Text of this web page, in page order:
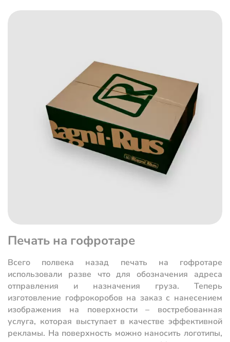
Печать на гофротаре
Всего полвека назад печать на гофротаре
использовали разве что для обозначения адреса
отправления и назначения груза. Теперь
изготовление гофрокоробов на заказ с нанесением
изображения на поверхности – востребованная
услуга, которая выступает в качестве эффективной
рекламы. На поверхность можно наносить логотипы,